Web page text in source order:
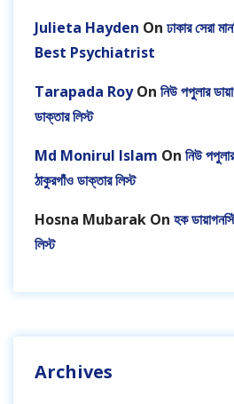
Julieta Hayden On ঢাকার সেরা
Best Psychiatrist
Tarapada RoyOn নিউ পপুলার
ডাক্তার লিস্ট
Md Monirul Islam On নিউ
ঠাকুরগাঁও ডাক্তার লিস্ট
Hosna Mubarak On হক
লিস্ট
Archives